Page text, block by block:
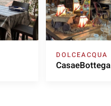
DOLCEACQUA
CasaeBottega